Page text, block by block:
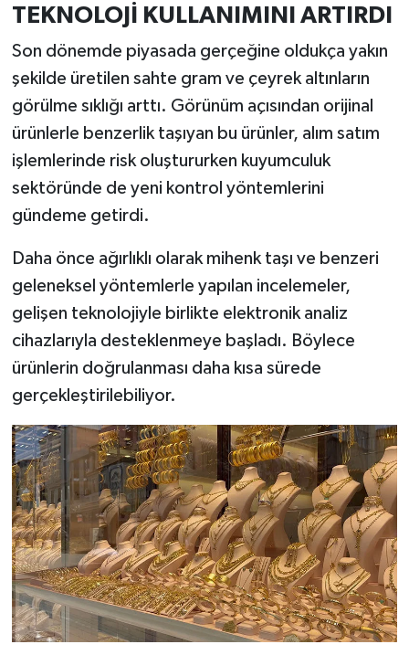
TEKNOLOJİ KULLANIMINI ARTIRDI
Son dönemde piyasada gerçeğine oldukça yakın
şekilde üretilen sahte gram ve çeyrek altınların
görülme sıklığı arttı. Görünüm açısından orijinal
ürünlerle benzerlik taşıyan bu ürünler, alım satım
işlemlerinde risk oluştururken kuyumculuk
sektöründe de yeni kontrol yöntemlerini
gündeme getirdi.
Daha önce ağırlıklı olarak mihenk taşı ve benzeri
geleneksel yöntemlerle yapılan incelemeler,
gelişen teknolojiyle birlikte elektronik analiz
cihazlarıyla desteklenmeye başladı. Böylece
ürünlerin doğrulanması daha kısa sürede
gerçekleştirilebiliyor.
Otomobil
Pazarlar
Politika
Resmi İlan
Rüya Tabirleri
Şaphane
Simav
Spor
Tavşanlı
Teknoloji
Türkiye
Video Galeri